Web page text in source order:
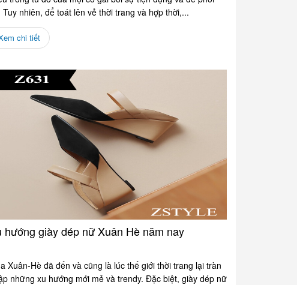
Tuy nhiên, để toát lên vẻ thời trang và hợp thời,...
chi tiết
hướng giày dép nữ Xuân Hè năm nay
Xuân-Hè đã đến và cũng là lúc thế giới thời trang lại tràn
những xu hướng mới mẻ và trendy. Đặc biệt, giày dép nữ